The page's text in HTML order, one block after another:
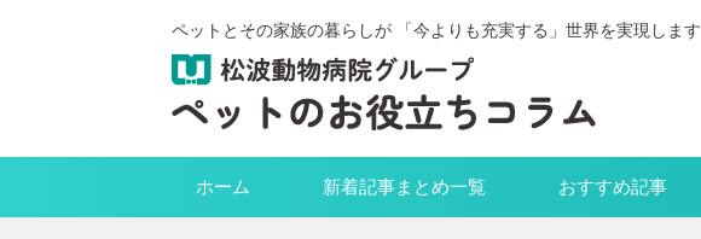
ペットとその家族の暮らしが 「今よりも充実する」世界を実現します
ホーム 新着記事まとめ一覧 おすすめ記事